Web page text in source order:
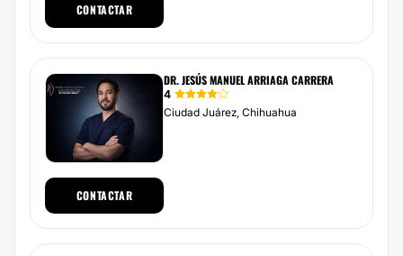
CONTACTAR
DR. JESÚS MANUEL ARRIAGA CARRERA
4
Ciudad Juárez, Chihuahua
CONTACTAR